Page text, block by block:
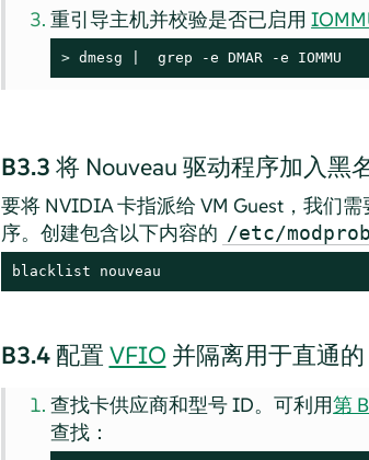
重引导主机并校验是否已启用
> dmesg |  grep -e DMAR -e IOMMU
B3.3 将 Nouveau 驱动程序加入黑
要将 NVIDIA 卡指派给 VM Guest，我们
序。创建包含以下内容的 /etc/
blacklist nouveau
B3.4 配置 VFIO 并隔离用于直通的
查找卡供应商和型号 ID。可利用第
查找：